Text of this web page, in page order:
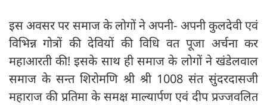
इस अवसर पर समाज के लोगों ने अपनी- अपनी कुलदेवी एवं
विभिन्न गोत्रों की देवियों की विधि वत पूजा अर्चना कर
महाआरती की! इसके साथ ही समाज के लोगों ने खंडेलवाल
समाज के सन्त शिरोमणि श्री श्री 1008 संत सुंदरदासजी
महाराज की प्रतिमा के समक्ष माल्यार्पण एवं दीप प्रज्जवलित